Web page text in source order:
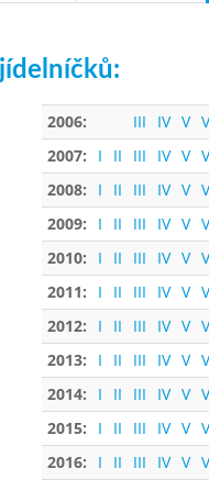
2006: III IV V
2007:
I II III IV V
2008:
I II III IV V
2009:
I II III IV V
2010:
I II III IV V
2011:
I II III IV V
2012:
I II III IV V
2013:
I II III IV V
2014:
I II III IV V
2015:
I II III IV V
2016:
I II III IV V